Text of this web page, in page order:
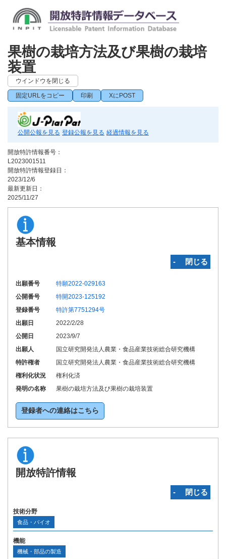
果樹の栽培方法及び果樹の栽培
装置
ウインドウを閉じる
固定URLをコピー 印刷 XにPOST
公開公報を見る 登録公報を見る 経過情報を見る
開放特許情報番号：
L2023001511
開放特許情報登録日：
2023/12/6
最新更新日：
2025/11/27
基本情報
‐ 閉じる
出願番号
特願2022-029163
公開番号
特開2023-125192
登録番号
特許第7751294号
出願日
2022/2/28
公開日
2023/9/7
出願人
国立研究開発法人農業・食品産業技術総合研究機構
特許権者
国立研究開発法人農業・食品産業技術総合研究機構
権利化状況
権利化済
発明の名称
果樹の栽培方法及び果樹の栽培装置
登録者への連絡はこちら
開放特許情報
‐ 閉じる
技術分野
食品・バイオ
機能
機械・部品の製造